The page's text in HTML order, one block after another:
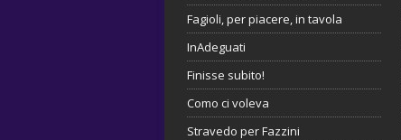
Fagioli, per piacere, in tavola
InAdeguati
Finisse subito!
Como ci voleva
Stravedo per Fazzini